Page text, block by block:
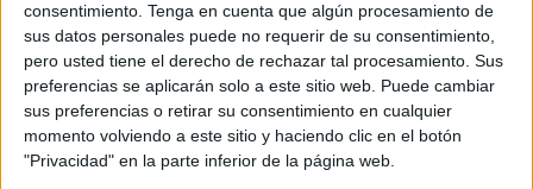
consentimiento. Tenga en cuenta que algún procesamiento de
sus datos personales puede no requerir de su consentimiento,
pero usted tiene el derecho de rechazar tal procesamiento. Sus
preferencias se aplicarán solo a este sitio web. Puede cambiar
sus preferencias o retirar su consentimiento en cualquier
momento volviendo a este sitio y haciendo clic en el botón
"Privacidad" en la parte inferior de la página web.
Con lo cual, nos atinamos en un intervalo de desequilibrio
político fruto de los propósitos del joven monarca
flamenco, que en un abrir y cerrar de ojos, incorpora a
todos los Reinos Hispanos en la andanza imperial de
mano de estas nuevas Unidades. Simultáneamente que
ocurren estas vicisitudes, se despliega su política que